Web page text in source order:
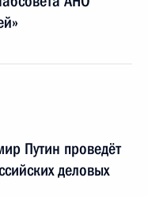
Путин проведёт
деловых